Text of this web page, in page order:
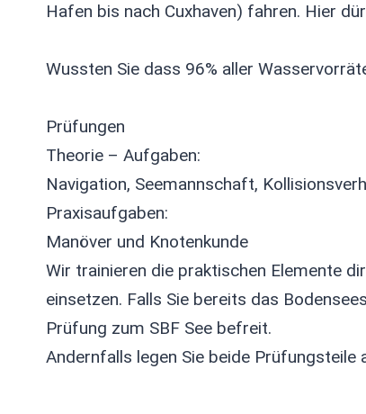
Hafen bis nach Cuxhaven) fahren. Hier
Wussten Sie dass 96% aller
Prüfungen
Theorie – Aufgaben:
Navigation, Seemannschaft,
Praxisaufgaben:
Manöver und Knotenkunde
Wir trainieren die praktischen Elemente
einsetzen. Falls Sie bereits das
Prüfung zum SBF See befreit.
Andernfalls legen Sie beide Prüfungsteile